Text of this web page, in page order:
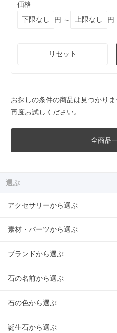
価格
円 ～
円
リセット
お探しの条件の商品は見つかり
再度お試しください。
全商品
選ぶ
アクセサリーから選ぶ
素材・パーツから選ぶ
ブランドから選ぶ
石の名前から選ぶ
石の色から選ぶ
誕生石から選ぶ